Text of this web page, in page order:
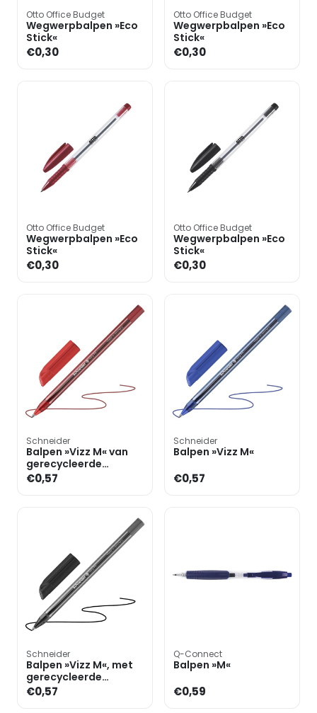
Otto Office Budget
Wegwerpbalpen »Eco
Stick«
€0,30
Otto Office Budget
Wegwerpbalpen »Eco
Stick«
€0,30
Otto Office Budget
Wegwerpbalpen »Eco
Stick«
€0,30
Otto Office Budget
Wegwerpbalpen »Eco
Stick«
€0,30
Schneider
Balpen »Vizz M« van
gerecycleerde
kunststof
€0,57
Schneider
Balpen »Vizz M«
€0,57
Schneider
Balpen »Vizz M«, met
gerecycleerde
kunststof
€0,57
Q-Connect
Balpen »M«
€0,59